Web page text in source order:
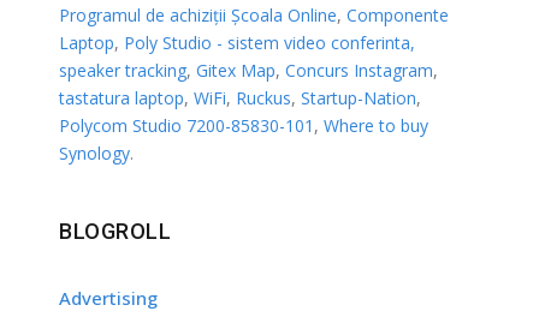
Programul de achiziții Școala Online, Componente
Laptop, Poly Studio - sistem video conferinta,
speaker tracking, Gitex Map, Concurs Instagram,
tastatura laptop, WiFi, Ruckus, Startup-Nation,
Polycom Studio 7200-85830-101 , Where to buy
Synology.
BLOGROLL
Advertising